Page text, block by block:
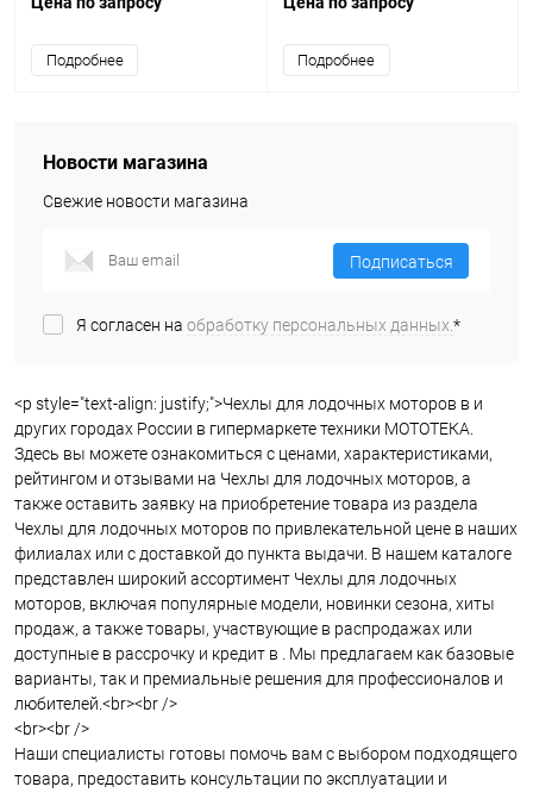
Подробнее Подробнее
Новости магазина
Свежие новости магазина
Подписаться
Я согласен на обработку персональных данных.*
<p style="text-align: justify;">Чехлы для лодочных моторов в и
других городах России в гипермаркете техники МОТОТЕКА.
Здесь вы можете ознакомиться с ценами, характеристиками,
рейтингом и отзывами на Чехлы для лодочных моторов, а
также оставить заявку на приобретение товара из раздела
Чехлы для лодочных моторов по привлекательной цене в наших
филиалах или с доставкой до пункта выдачи. В нашем каталоге
представлен широкий ассортимент Чехлы для лодочных
моторов, включая популярные модели, новинки сезона, хиты
продаж, а также товары, участвующие в распродажах или
доступные в рассрочку и кредит в . Мы предлагаем как базовые
варианты, так и премиальные решения для профессионалов и
любителей.<br><br />
<br><br />
Наши специалисты готовы помочь вам с выбором подходящего
товара, предоставить консультации по эксплуатации и